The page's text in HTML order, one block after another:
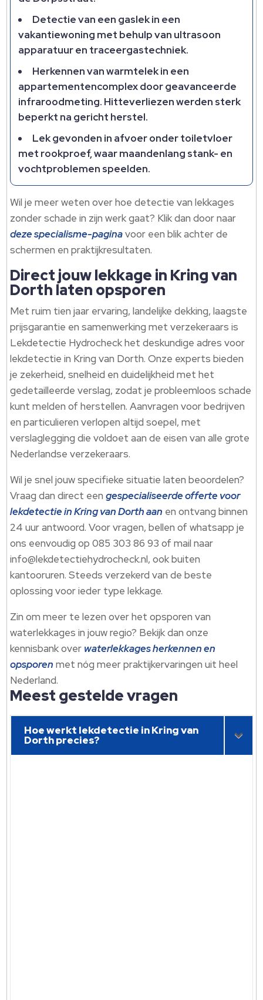
Detectie van een gaslek in een
vakantiewoning met behulp van ultrasoon
apparatuur en traceergastechniek.​
Herkennen van warmtelek in een
appartementencomplex door geavanceerde
infraroodmeting.​ Hitteverliezen werden sterk
beperkt na gericht herstel.​
Lek gevonden in afvoer onder toiletvloer
met rookproef, waar maandenlang stank- en
vochtproblemen speelden.​
Wil je meer weten over hoe detectie van lekkages
zonder schade in zijn werk gaat? Klik dan door naar
deze specialisme-paginavoor een blik achter de
schermen en praktijkresultaten.​
Direct jouw lekkage in Kring van
Dorth laten opsporen
Met ruim tien jaar ervaring, landelijke dekking, laagste
prijsgarantie en samenwerking met verzekeraars is
Lekdetectie Hydrocheck het deskundige adres voor
lekdetectie in Kring van Dorth.​ Onze experts bieden
je zekerheid, snelheid en duidelijkheid met het
gedetailleerde verslag, zodat je probleemloos schade
kunt melden of herstellen.​ Aanvragen voor bedrijven
en particulieren verlopen altijd soepel, met
verslaglegging die voldoet aan de eisen van alle grote
Nederlandse verzekeraars.​
Wil je snel jouw specifieke situatie laten beoordelen?
Vraag dan direct eengespecialiseerde offerte voor
lekdetectie in Kring van Dorth aan en ontvang binnen
24 uur antwoord.​ Voor vragen, bellen of whatsapp je
ons eenvoudig op 085 303 86 93 of mail naar
info@lekdetectiehydrocheck.​nl, ook buiten
kantooruren.​ Steeds verzekerd van de beste
oplossing voor ieder type lekkage.​
Zin om meer te lezen over het opsporen van
waterlekkages in jouw regio? Bekijk dan onze
kennisbank over waterlekkages herkennen en
opsporen met nóg meer praktijkervaringen uit heel
Nederland.​
Meest gestelde vragen
Hoe werkt lekdetectie in Kring van
Dorth precies?